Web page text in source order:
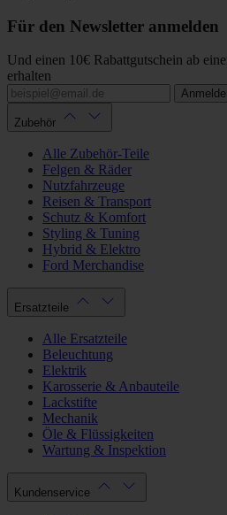
Für den Newsletter anmelden
Und einen 10€ Rabattgutschein ab
erhalten
Zubehör
Alle Zubehör-Teile
Felgen & Räder
Nutzfahrzeuge
Reisen & Transport
Schutz & Komfort
Styling & Tuning
Hybrid & Elektro
Ford Merchandise
Ersatzteile
Alle Ersatzteile
Beleuchtung
Elektrik
Karosserie & Anbauteile
Lackstifte
Mechanik
Öle & Flüssigkeiten
Wartung & Inspektion
Kundenservice